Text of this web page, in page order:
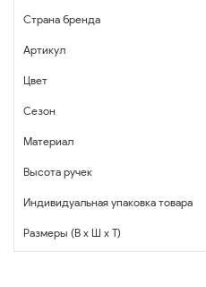
Страна бренда
Артикул
Цвет
Сезон
Материал
Высота ручек
Индивидуальная упаковка товара
Размеры (В x Ш x Т)